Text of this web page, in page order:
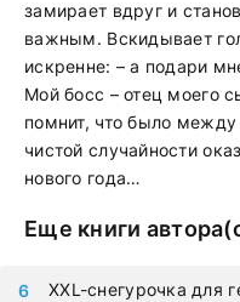
замирает вдруг и
важным. Вскидывает
искренне: – а подари
Мой босс – отец моего
помнит, что было
чистой случайности
нового года…
Еще книги
XXL-снегурочка для